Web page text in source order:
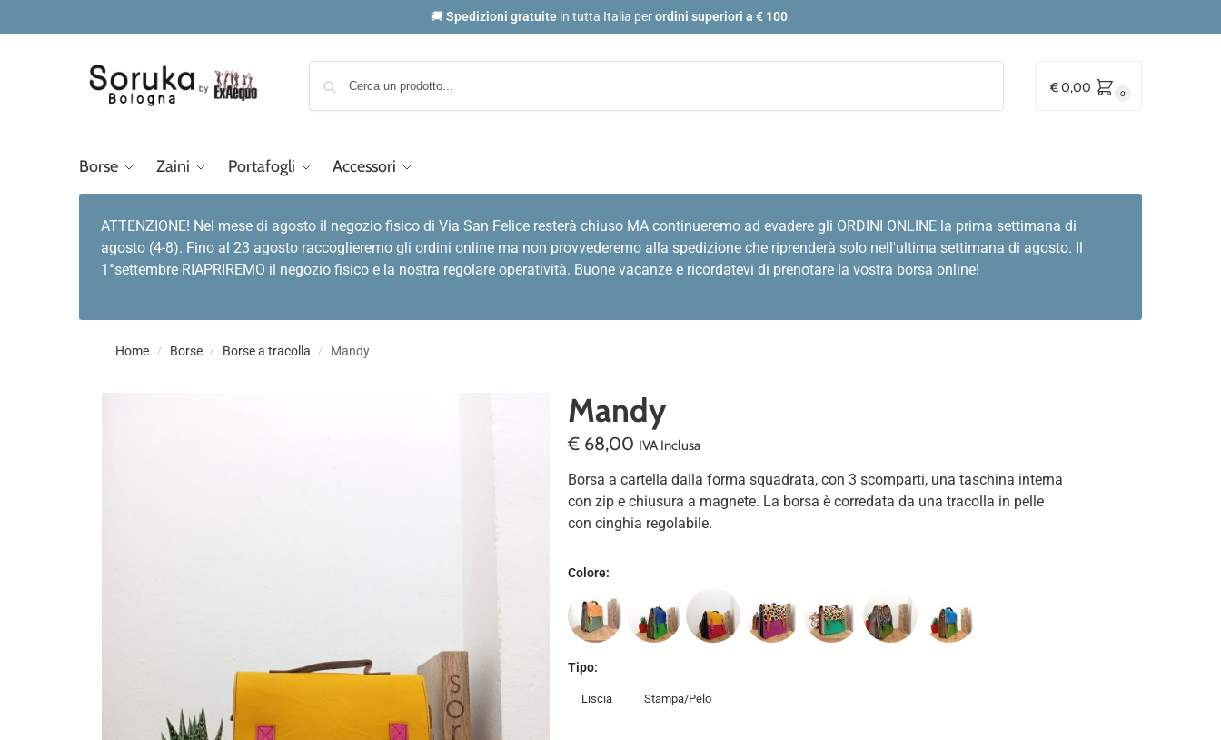
🚚 Spedizioni gratuite in tutta Italia perordini superiori a € 100.
€0,00 0
Borse Zaini Portafogli Accessori
ATTENZIONE! Nel mese di agosto il negozio fisico di Via San Felice resterà chiuso MA continueremo ad evadere gli ORDINI ONLINE la prima settimana di
agosto (4-8). Fino al 23 agosto raccoglieremo gli ordini online ma non provvederemo alla spedizione che riprenderà solo nell'ultima settimana di agosto. Il
1°settembre RIAPRIREMO il negozio fisico e la nostra regolare operatività. Buone vacanze e ricordatevi di prenotare la vostra borsa online!
Home / Borse / Borse a tracolla / Mandy
Mandy
€ 68,00 IVA Inclusa
Borsa a cartella dalla forma squadrata, con 3 scomparti, una taschina interna
con zip e chiusura a magnete. La borsa è corredata da una tracolla in pelle
con cinghia regolabile.
Colore:
Tipo:
Liscia Stampa/Pelo